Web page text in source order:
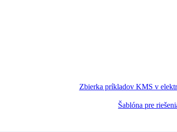
Zbierka príkladov KMS v
Šablóna pre